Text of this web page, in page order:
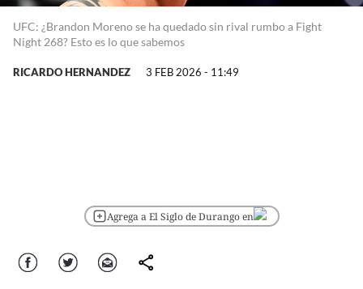
UFC: ¿Brandon Moreno se ha quedado sin rival rumbo a Fight
Night 268? Esto es lo que sabemos
RICARDO HERNANDEZ 3 FEB 2026 - 11:49
Agrega a El Siglo de Durango en
Facebook Twitter Correo comparte